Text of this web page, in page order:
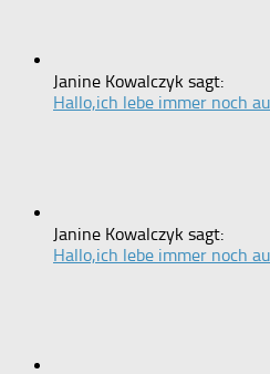
Janine Kowalczyk sagt:
Hallo,ich lebe immer noch
Janine Kowalczyk sagt:
Hallo,ich lebe immer noch